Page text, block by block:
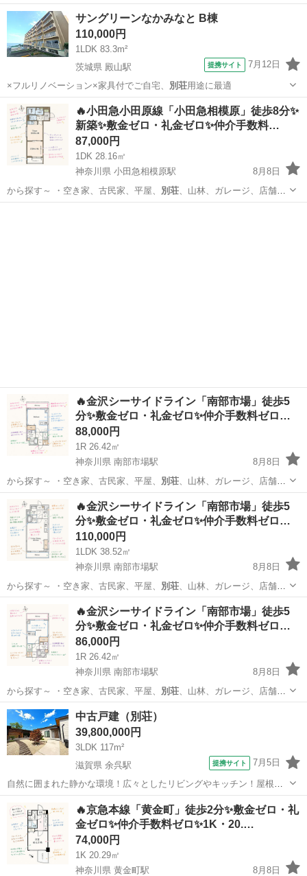
田舎暮らし、居…
神奈川 相模原市 小田急相模原駅 アパート
サングリーンなかみなと B棟
110,000円
1LDK 83.3m²
茨城県 殿山駅
提携サイト 7月12日
×フルリノベーション×家具付でご自宅、 別荘用途に最適
茨城 ひたちなか市 殿山駅 マンション
🔥小田急小田原線「小田急相模原」徒歩8分✨
新築✨敷金ゼロ・礼金ゼロ✨仲介手数料…
87,000円
1DK 28.16㎡
神奈川県 小田急相模原駅
8月8日
から探す～ ・空き家、古民家、平屋、 別荘、山林、ガレージ、店舗、
田舎暮らし、居…
🔥金沢シーサイドライン「南部市場」徒歩5
分✨敷金ゼロ・礼金ゼロ✨仲介手数料ゼロ…
88,000円
1R 26.42㎡
神奈川県 南部市場駅
8月8日
から探す～ ・空き家、古民家、平屋、 別荘、山林、ガレージ、店舗、
田舎暮らし、居…
神奈川 南部市場駅 マンション 物件
🔥金沢シーサイドライン「南部市場」徒歩5
分✨敷金ゼロ・礼金ゼロ✨仲介手数料ゼロ…
110,000円
1LDK 38.52㎡
神奈川県 南部市場駅
8月8日
から探す～ ・空き家、古民家、平屋、 別荘、山林、ガレージ、店舗、
田舎暮らし、居…
神奈川 南部市場駅 マンション 物件
🔥金沢シーサイドライン「南部市場」徒歩5
分✨敷金ゼロ・礼金ゼロ✨仲介手数料ゼロ…
86,000円
1R 26.42㎡
神奈川県 南部市場駅
8月8日
から探す～ ・空き家、古民家、平屋、 別荘、山林、ガレージ、店舗、
田舎暮らし、居…
神奈川 横浜市 南部市場駅
中古戸建（別荘）
39,800,000円
3LDK 117m²
滋賀県 余呉駅
提携サイト 7月5日
自然に囲まれた静かな環境！広々としたリビングやキッチン！屋根付
きテラス！非日常を日常にしませんか！
余呉駅 中古（マンション/一戸建て）
🔥京急本線「黄金町」徒歩2分✨敷金ゼロ・礼
金ゼロ✨仲介手数料ゼロ✨1K・20.…
74,000円
1K 20.29㎡
神奈川県 黄金町駅
8月8日